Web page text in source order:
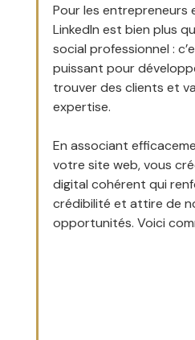
Pour les entrepreneurs
LinkedIn est bien plus
social professionnel :
puissant pour
trouver des clients et
expertise.
En associant
votre site web, vous
digital cohérent qui
crédibilité et attire de
opportunités. Voici